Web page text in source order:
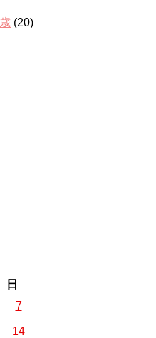
(20)
日
7
14